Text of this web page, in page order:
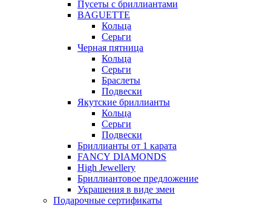
Пусеты с бриллиантами
BAGUETTE
Кольца
Серьги
Черная пятница
Кольца
Серьги
Браслеты
Подвески
Якутские бриллианты
Кольца
Серьги
Подвески
Бриллианты от 1 карата
FANCY DIAMONDS
High Jewellery
Бриллиантовое предложение
Украшения в виде змеи
Подарочные сертификаты